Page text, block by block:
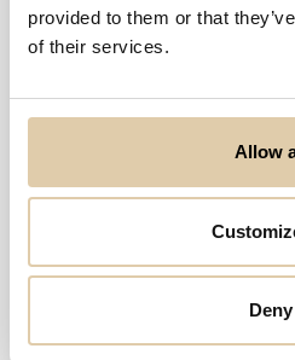
provided to them or that
of their services.
Allow
Deny
Nettoindtægt
-54,0 t kr.
Ændringer i
Driftsresultat